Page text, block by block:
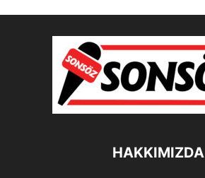
HAKKIMIZDA